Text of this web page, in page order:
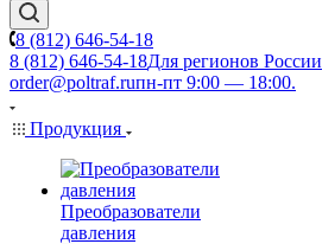
8 (812) 646-54-18
8 (812) 646-54-18Для регионов России
order@poltraf.ruпн-пт 9:00 — 18:00.
Продукция
Преобразователи
давления